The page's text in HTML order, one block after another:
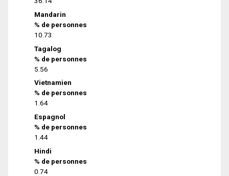
Mandarin
% de personnes
10.73
Tagalog
% de personnes
5.56
Vietnamien
% de personnes
1.64
Espagnol
% de personnes
1.44
Hindi
% de personnes
0.74